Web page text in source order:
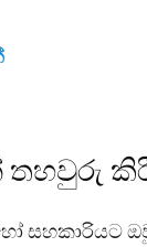
තහවුරු
සහකාරියට